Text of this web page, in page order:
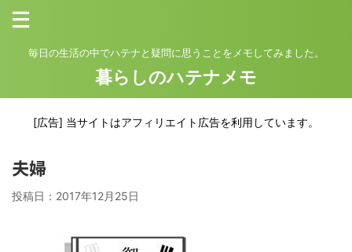
毎日の生活の中でハテナと疑問に思うことをメモしてみました。
暮らしのハテナメモ
[広告] 当サイトはアフィリエイト広告を利用しています。
夫婦
投稿日： 2017年12月25日